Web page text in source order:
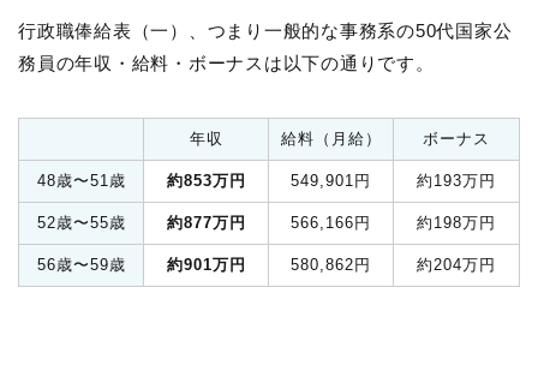
行政職俸給表（一）、つまり一般的な事務系の50代国家公
務員の年収・給料・ボーナスは以下の通りです。
年収 給料（月給） ボーナス
48歳〜51歳 約853万円 549,901円 約193万円
52歳〜55歳 約877万円 566,166円 約198万円
56歳〜59歳 約901万円 580,862円 約204万円